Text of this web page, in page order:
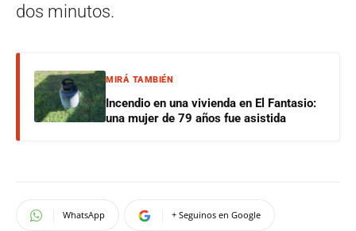
dos minutos.
MIRÁ TAMBIÉN
Incendio en una vivienda en El Fantasio:
una mujer de 79 años fue asistida
WhatsApp + Seguinos en Google